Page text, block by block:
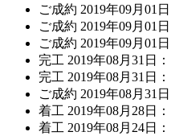
ご成約 2019年09月01日
ご成約 2019年09月01日
ご成約 2019年09月01日
完工 2019年08月31日 ：
完工 2019年08月31日 ：
ご成約 2019年08月31日
着工 2019年08月28日 ：
着工 2019年08月24日 ：